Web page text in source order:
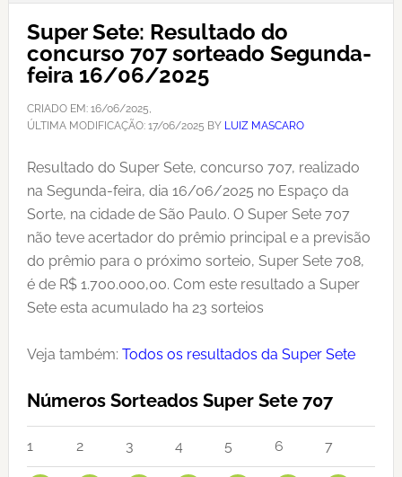
Super Sete: Resultado do
concurso 707 sorteado Segunda-
feira 16/06/2025
CRIADO EM: 16/06/2025,
ÚLTIMA MODIFICAÇÃO: 17/06/2025 BY LUIZ MASCARO
Resultado do Super Sete, concurso 707, realizado
na Segunda-feira, dia 16/06/2025 no Espaço da
Sorte, na cidade de São Paulo. O Super Sete 707
não teve acertador do prêmio principal e a previsão
do prêmio para o próximo sorteio, Super Sete 708,
é de R$ 1.700.000,00. Com este resultado a Super
Sete esta acumulado ha 23 sorteios
Veja também: Todos os resultados da Super Sete
Números Sorteados Super Sete 707
1 2 3 4 5 6 7